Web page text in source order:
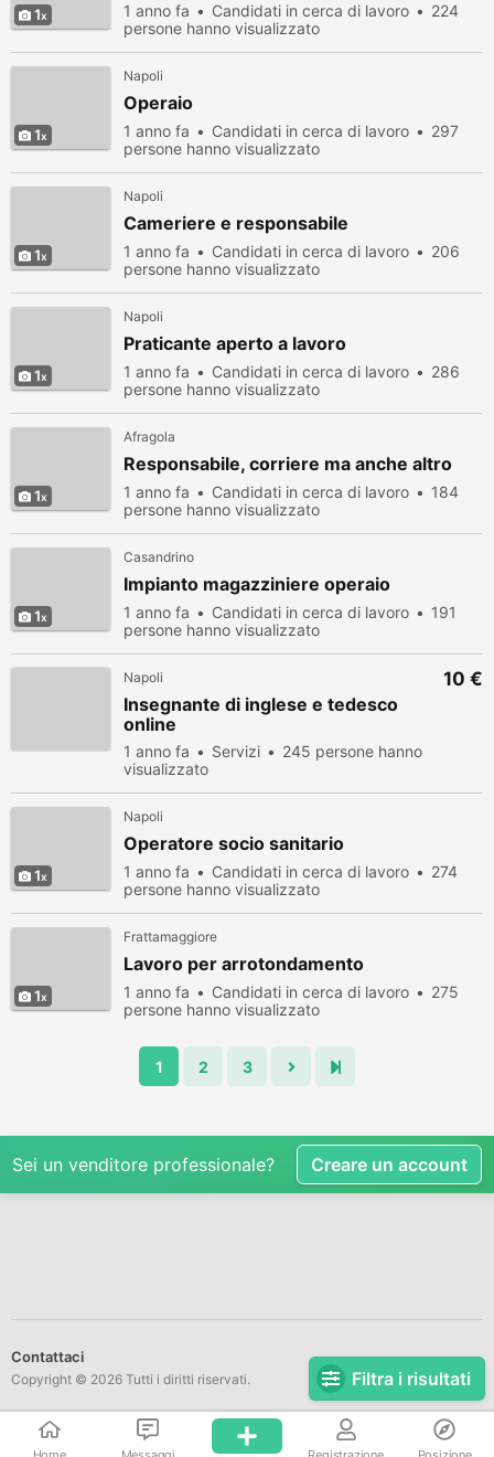
Filtra i risultati
1 1 anno fa Candidati in cerca di lavoro
224
persone hanno visualizzato
1
Napoli
Operaio
1 anno fa Candidati in cerca di lavoro
297
persone hanno visualizzato
1
Napoli
Cameriere e responsabile
1 anno fa Candidati in cerca di lavoro
206
persone hanno visualizzato
1
Napoli
Praticante aperto a lavoro
1 anno fa Candidati in cerca di lavoro
286
persone hanno visualizzato
1
Afragola
Responsabile, corriere ma anche altro
1 anno fa Candidati in cerca di lavoro
184
persone hanno visualizzato
1
Casandrino
Impianto magazziniere operaio
1 anno fa Candidati in cerca di lavoro
191
persone hanno visualizzato
Napoli
Insegnante di inglese e tedesco
online
1 anno fa Servizi
245 persone hanno
visualizzato
10 €
1
Napoli
Operatore socio sanitario
1 anno fa Candidati in cerca di lavoro
274
persone hanno visualizzato
1
Frattamaggiore
Lavoro per arrotondamento
1 anno fa Candidati in cerca di lavoro
275
persone hanno visualizzato
1 2 3
Sei un venditore professionale? Creare un account
Contattaci
Copyright © 2026 Tutti i diritti riservati.